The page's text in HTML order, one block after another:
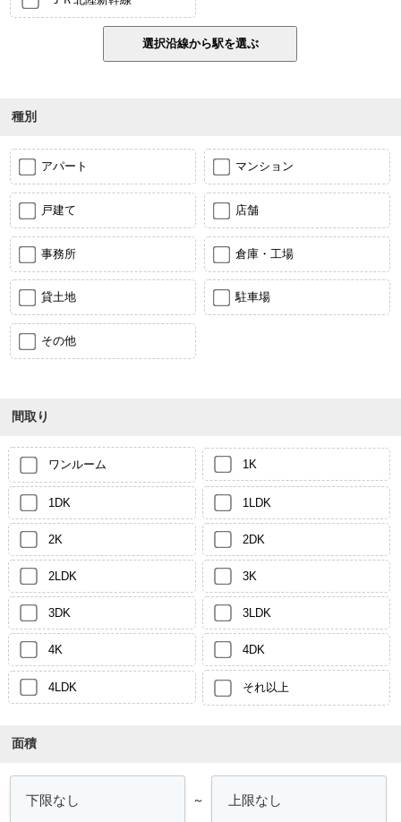
種別
アパート マンション
戸建て 店舗
事務所 倉庫・工場
貸土地 駐車場
その他
間取り
ワンルーム 1K
1DK 1LDK
2K 2DK
2LDK 3K
3DK 3LDK
4K 4DK
4LDK それ以上
面積
～